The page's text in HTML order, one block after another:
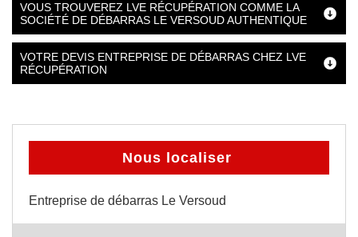
VOUS TROUVEREZ LVE RÉCUPÉRATION COMME LA
SOCIÉTÉ DE DÉBARRAS LE VERSOUD AUTHENTIQUE
VOTRE DEVIS ENTREPRISE DE DÉBARRAS CHEZ LVE
RÉCUPÉRATION
Nous localiser
Entreprise de débarras Le Versoud